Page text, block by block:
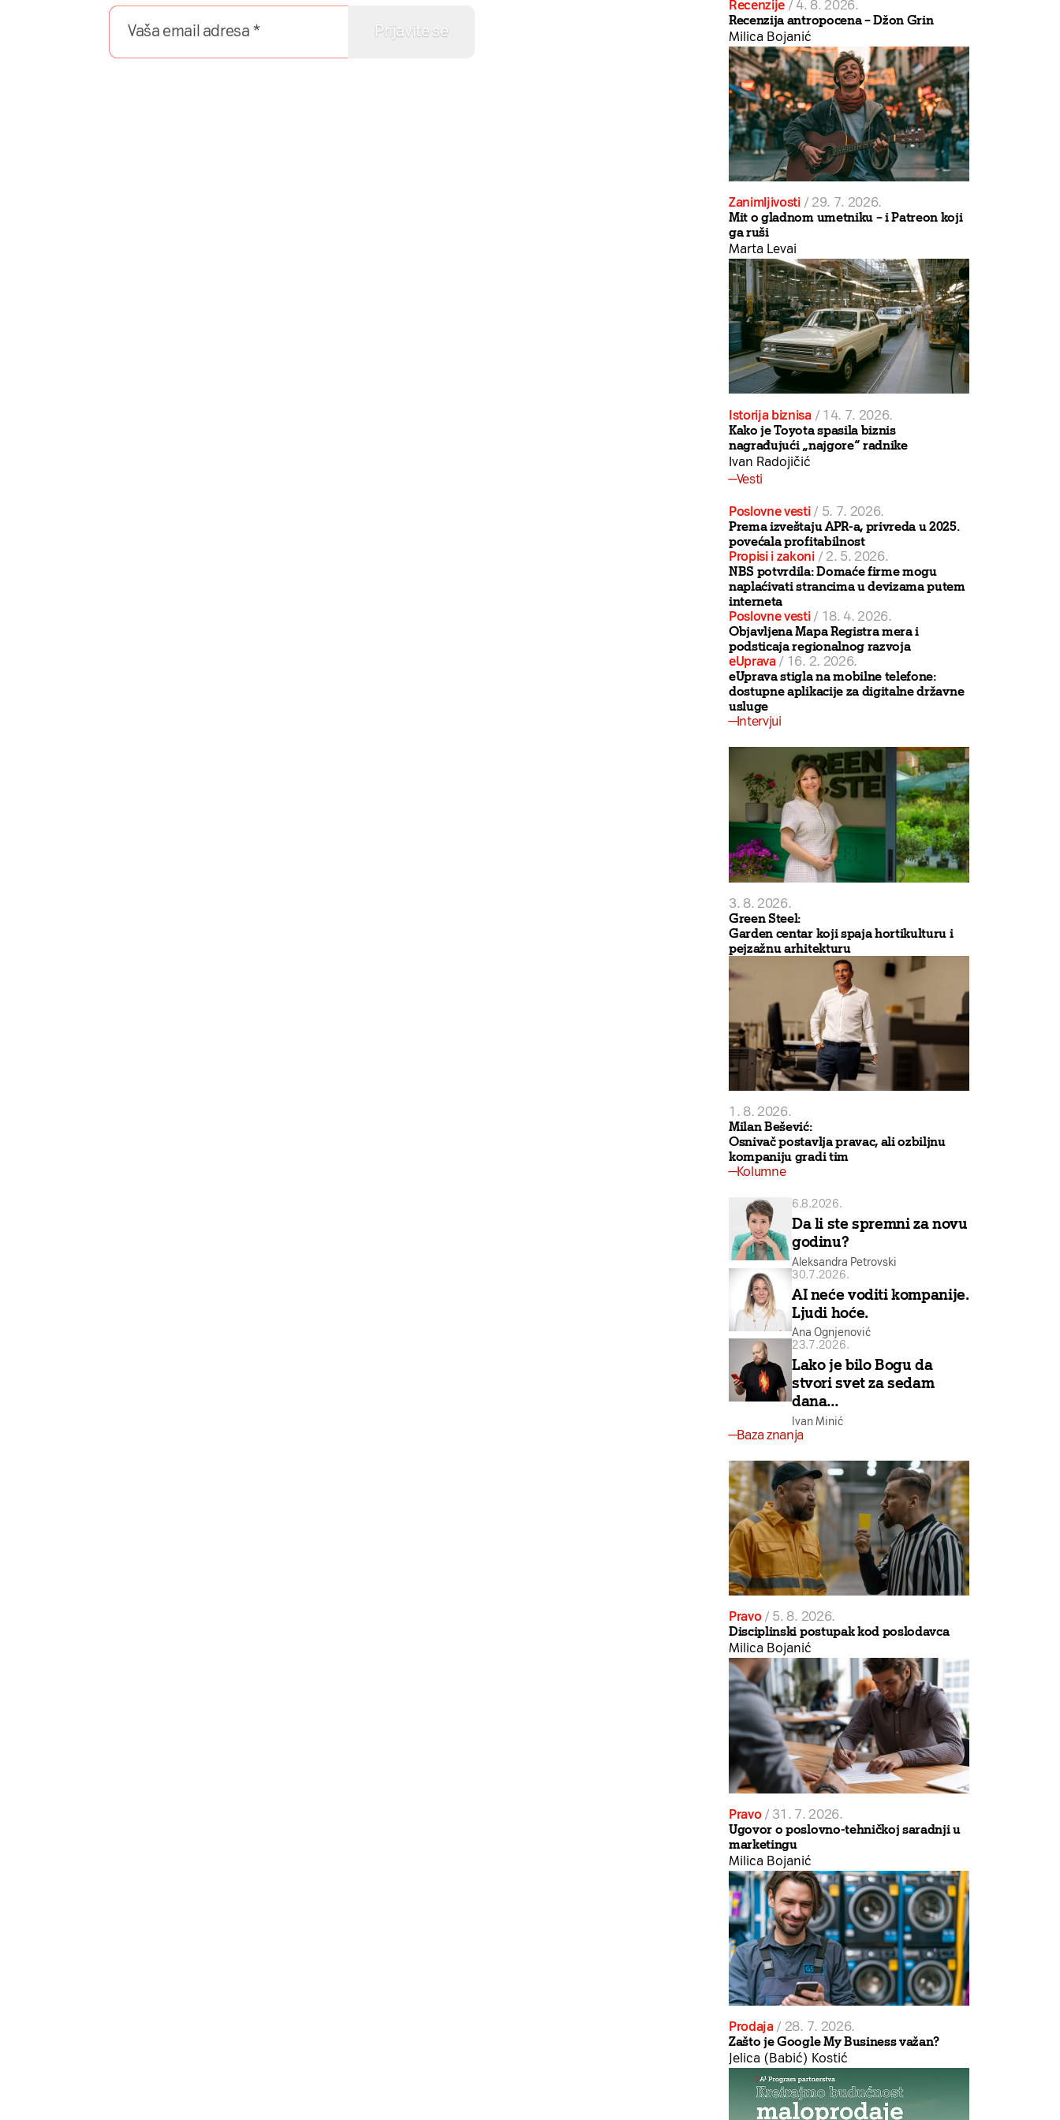
Recenzije / 4. 8. 2026.
Recenzija antropocena – Džon Grin
Milica Bojanić
Zanimljivosti / 29. 7. 2026.
Mit o gladnom umetniku – i Patreon koji
ga ruši
Marta Levai
Istorija biznisa / 14. 7. 2026.
Kako je Toyota spasila biznis
nagrađujući „najgore“ radnike
Ivan Radojičić
Vesti
Poslovne vesti / 5. 7. 2026.
Prema izveštaju APR-a, privreda u 2025.
povećala profitabilnost
Propisi i zakoni / 2. 5. 2026.
NBS potvrdila: Domaće firme mogu
naplaćivati strancima u devizama putem
interneta
Poslovne vesti / 18. 4. 2026.
Objavljena Mapa Registra mera i
podsticaja regionalnog razvoja
eUprava / 16. 2. 2026.
eUprava stigla na mobilne telefone:
dostupne aplikacije za digitalne državne
usluge
Intervjui
3. 8. 2026.
Green Steel:
Garden centar koji spaja hortikulturu i
pejzažnu arhitekturu
1. 8. 2026.
Milan Bešević:
Osnivač postavlja pravac, ali ozbiljnu
kompaniju gradi tim
Kolumne
6.8.2026.
Da li ste spremni za novu
godinu?
Aleksandra Petrovski
30.7.2026.
AI neće voditi kompanije.
Ljudi hoće.
Ana Ognjenović
23.7.2026.
Lako je bilo Bogu da
stvori svet za sedam
dana…
Ivan Minić
Baza znanja
Pravo / 5. 8. 2026.
Disciplinski postupak kod poslodavca
Milica Bojanić
Pravo / 31. 7. 2026.
Ugovor o poslovno-tehničkoj saradnji u
marketingu
Milica Bojanić
Prodaja / 28. 7. 2026.
Zašto je Google My Business važan?
Jelica (Babić) Kostić